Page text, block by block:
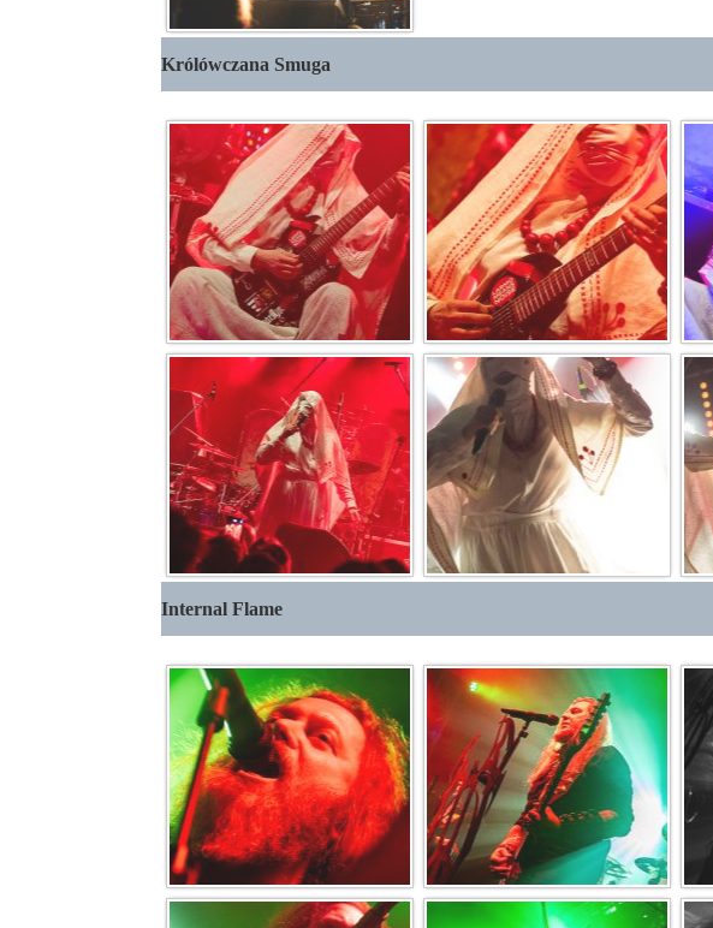
Królówczana Smuga
Internal Flame